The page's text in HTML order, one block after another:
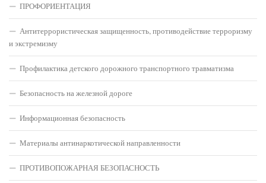
ПРОФОРИЕНТАЦИЯ
Антитеррористическая защищенность, противодействие терроризму
и экстремизму
Профилактика детского дорожного транспортного травматизма
Безопасность на железной дороге
Информационная безопасность
Материалы антинаркотической направленности
ПРОТИВОПОЖАРНАЯ БЕЗОПАСНОСТЬ